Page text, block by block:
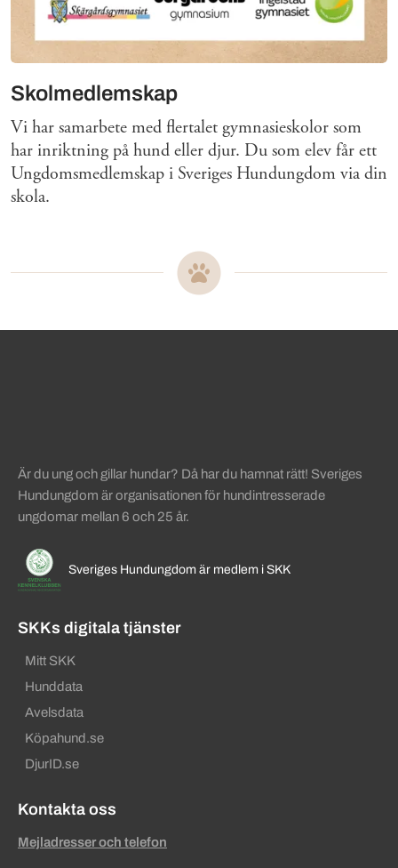
Skolmedlemskap
Vi har samarbete med flertalet gymnasieskolor som
har inriktning på hund eller djur. Du som elev får ett
Ungdomsmedlemskap i Sveriges Hundungdom via din
skola.
Är du ung och gillar hundar? Då har du hamnat rätt! Sveriges
Hundungdom är organisationen för hundintresserade
ungdomar mellan 6 och 25 år.
Sveriges Hundungdom är medlem i SKK
SKKs digitala tjänster
Mitt SKK
Hunddata
Avelsdata
Köpahund.se
DjurID.se
Kontakta oss
Mejladresser och telefon